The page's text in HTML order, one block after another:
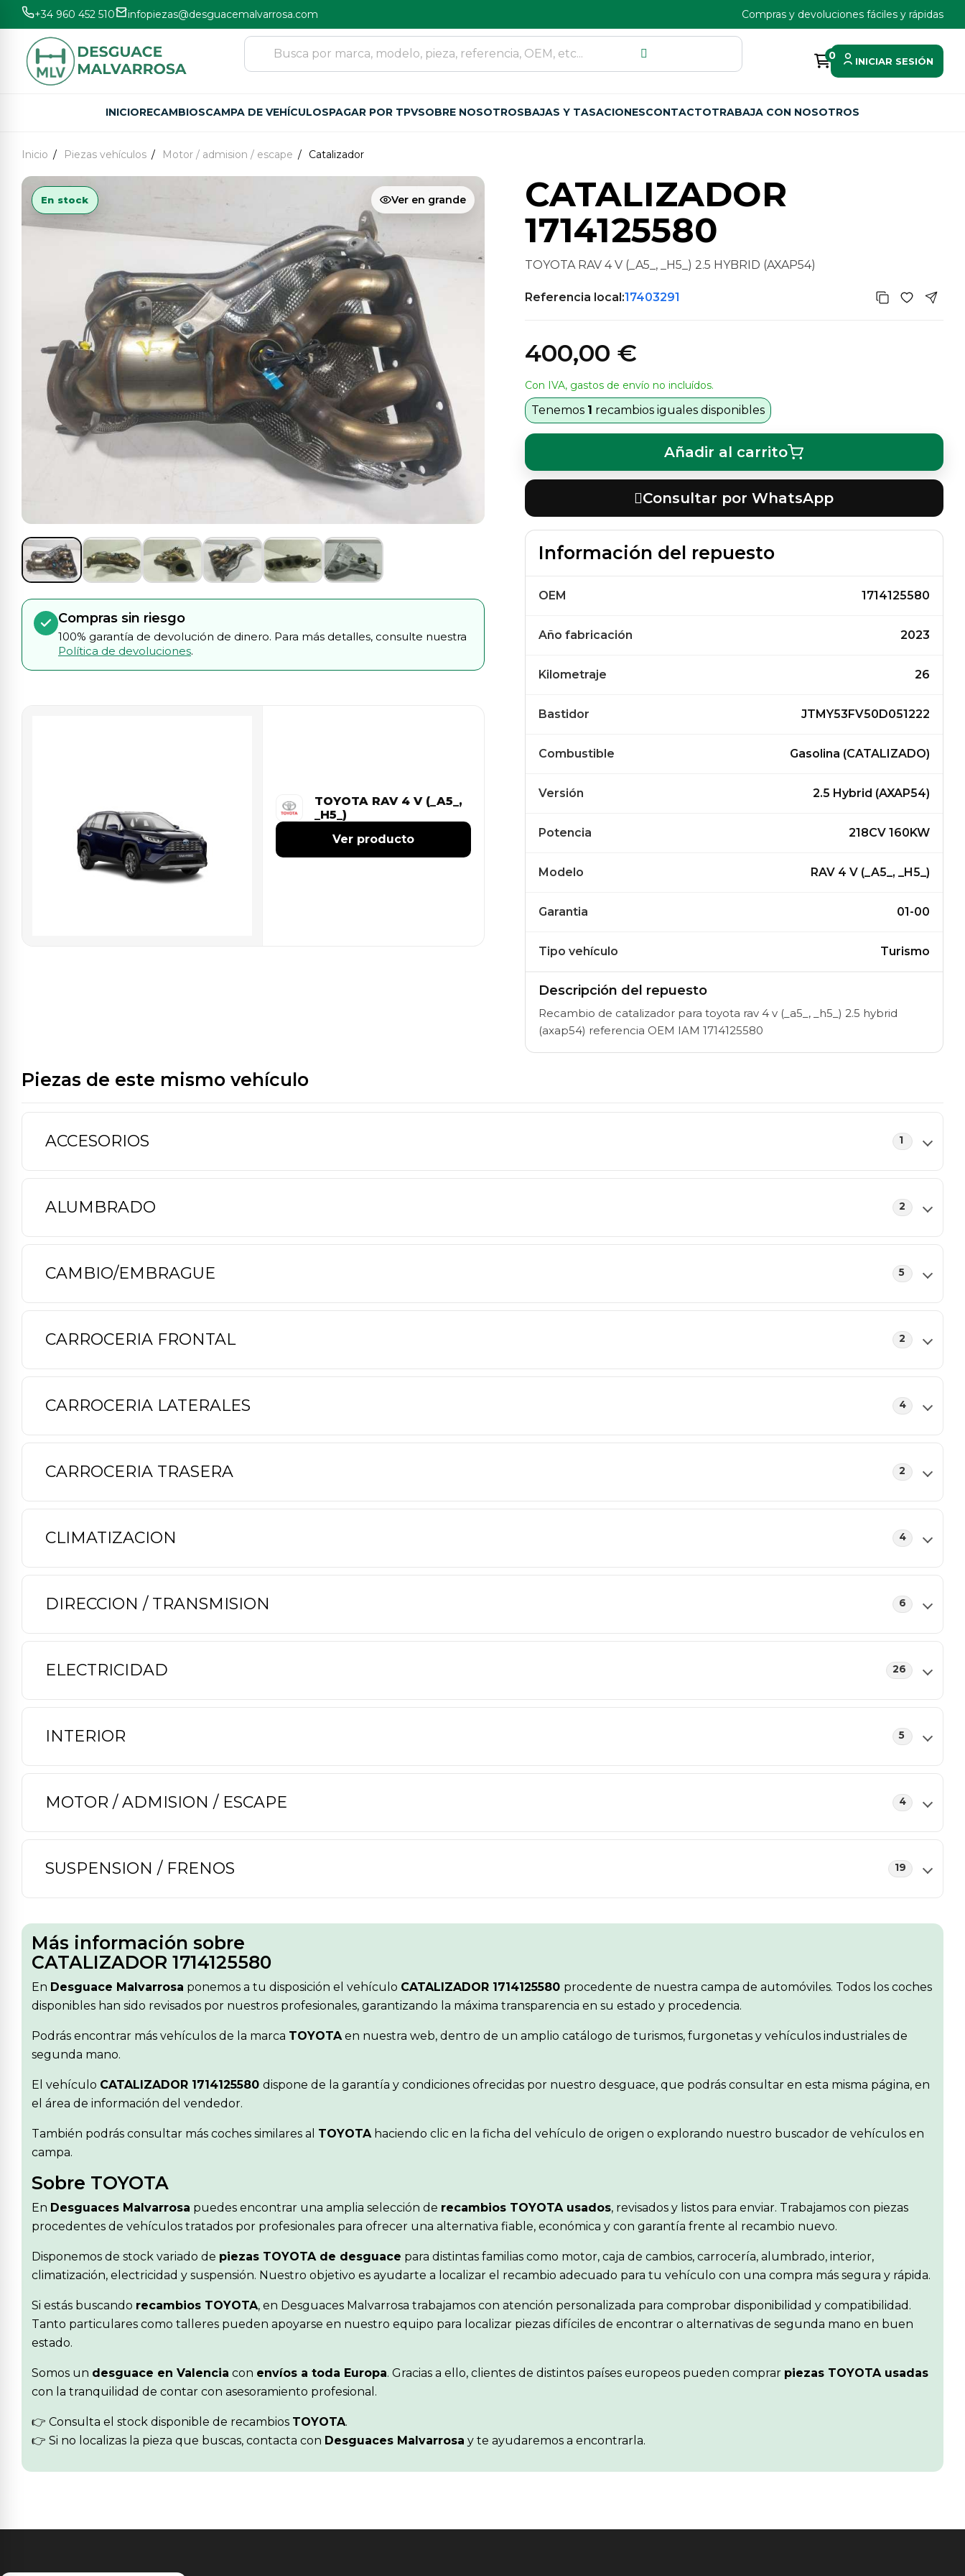
+34 960 452 510 infopiezas@desguacemalvarrosa.com Compras y devoluciones fáciles y rápidas
0 INICIAR SESIÓN
INICIORECAMBIOSCAMPA DE VEHÍCULOSPAGAR POR TPVSOBRE NOSOTROSBAJAS Y TASACIONESCONTACTOTRABAJA CON NOSOTROS
Inicio Piezas vehículos Motor / admision / escape Catalizador
Ver en grande
En stock
Compras sin riesgo
100% garantía de devolución de dinero. Para más detalles, consulte nuestra
Política de devoluciones.
TOYOTA RAV 4 V (_A5_,
_H5_)
Ver producto
CATALIZADOR
1714125580
TOYOTA RAV 4 V (_A5_, _H5_) 2.5 HYBRID (AXAP54)
Referencia local:17403291
400,00 €
Con IVA, gastos de envío no incluídos.
Tenemos 1 recambios iguales disponibles
Añadir al carrito
Consultar por WhatsApp
Información del repuesto
OEM 1714125580
Año fabricación 2023
Kilometraje 26
Bastidor JTMY53FV50D051222
Combustible Gasolina (CATALIZADO)
Versión 2.5 Hybrid (AXAP54)
Potencia 218CV 160KW
Modelo RAV 4 V (_A5_, _H5_)
Garantia 01-00
Tipo vehículo Turismo
Descripción del repuesto
Recambio de catalizador para toyota rav 4 v (_a5_, _h5_) 2.5 hybrid
(axap54) referencia OEM IAM 1714125580
Piezas de este mismo vehículo
ACCESORIOS 1
ALUMBRADO 2
CAMBIO/EMBRAGUE 5
CARROCERIA FRONTAL 2
CARROCERIA LATERALES 4
CARROCERIA TRASERA 2
CLIMATIZACION 4
DIRECCION / TRANSMISION 6
ELECTRICIDAD 26
INTERIOR 5
MOTOR / ADMISION / ESCAPE 4
SUSPENSION / FRENOS 19
Más información sobre
CATALIZADOR 1714125580
En Desguace Malvarrosa ponemos a tu disposición el vehículo CATALIZADOR 1714125580 procedente de nuestra campa de automóviles. Todos los coches
disponibles han sido revisados por nuestros profesionales, garantizando la máxima transparencia en su estado y procedencia.
Podrás encontrar más vehículos de la marca TOYOTA en nuestra web, dentro de un amplio catálogo de turismos, furgonetas y vehículos industriales de
segunda mano.
El vehículo CATALIZADOR 1714125580 dispone de la garantía y condiciones ofrecidas por nuestro desguace, que podrás consultar en esta misma página, en
el área de información del vendedor.
También podrás consultar más coches similares al TOYOTA haciendo clic en la ficha del vehículo de origen o explorando nuestro buscador de vehículos en
campa.
Sobre TOYOTA
En Desguaces Malvarrosa puedes encontrar una amplia selección de recambios TOYOTA usados, revisados y listos para enviar. Trabajamos con piezas
procedentes de vehículos tratados por profesionales para ofrecer una alternativa fiable, económica y con garantía frente al recambio nuevo.
Disponemos de stock variado de piezas TOYOTA de desguace para distintas familias como motor, caja de cambios, carrocería, alumbrado, interior,
climatización, electricidad y suspensión. Nuestro objetivo es ayudarte a localizar el recambio adecuado para tu vehículo con una compra más segura y rápida.
Si estás buscando recambios TOYOTA, en Desguaces Malvarrosa trabajamos con atención personalizada para comprobar disponibilidad y compatibilidad.
Tanto particulares como talleres pueden apoyarse en nuestro equipo para localizar piezas difíciles de encontrar o alternativas de segunda mano en buen
estado.
Somos un desguace en Valencia con envíos a toda Europa. Gracias a ello, clientes de distintos países europeos pueden comprar piezas TOYOTA usadas
con la tranquilidad de contar con asesoramiento profesional.
👉 Consulta el stock disponible de recambios TOYOTA.
👉 Si no localizas la pieza que buscas, contacta con Desguaces Malvarrosa y te ayudaremos a encontrarla.